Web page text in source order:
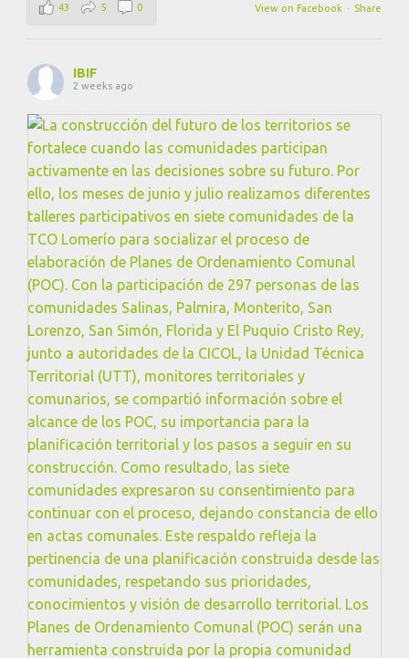
View on Facebook · Share
43 5 0
IBIF
2 weeks ago